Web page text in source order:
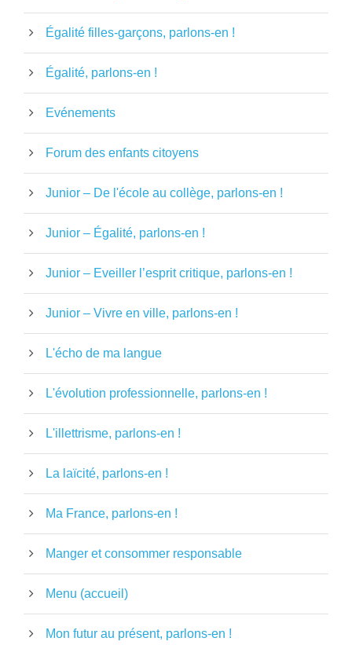
Égalité filles-garçons, parlons-en !
Égalité, parlons-en !
Evénements
Forum des enfants citoyens
Junior – De l'école au collège, parlons-en !
Junior – Égalité, parlons-en !
Junior – Eveiller l’esprit critique, parlons-en !
Junior – Vivre en ville, parlons-en !
L'écho de ma langue
L'évolution professionnelle, parlons-en !
L'illettrisme, parlons-en !
La laïcité, parlons-en !
Ma France, parlons-en !
Manger et consommer responsable
Menu (accueil)
Mon futur au présent, parlons-en !